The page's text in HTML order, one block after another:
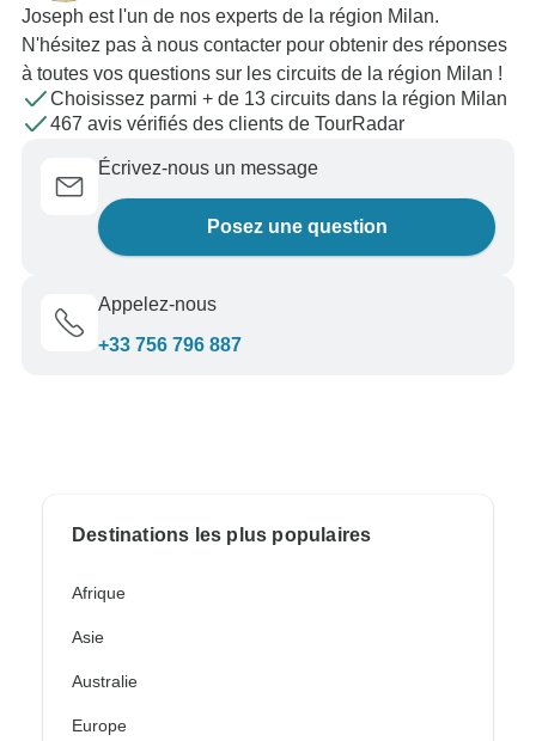
Joseph est l'un de nos experts de la région Milan.
N'hésitez pas à nous contacter pour obtenir des réponses
à toutes vos questions sur les circuits de la région Milan !
Choisissez parmi + de 13 circuits dans la région Milan
467 avis vérifiés des clients de TourRadar
Écrivez-nous un message
Posez une question
Appelez-nous
+33 756 796 887
Destinations les plus populaires
Afrique
Asie
Australie
Europe